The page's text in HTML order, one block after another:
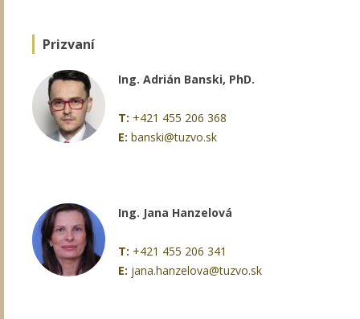
Prizvaní
Ing. Adrián Banski, PhD.
T: +421 455 206 368
E: banski@tuzvo.sk
Ing. Jana Hanzelová
T: +421 455 206 341
E: jana.hanzelova@tuzvo.sk